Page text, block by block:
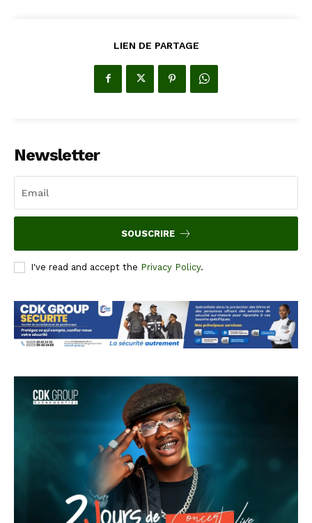
LIEN DE PARTAGE
Newsletter
SOUSCRIRE
I've read and accept the Privacy Policy.